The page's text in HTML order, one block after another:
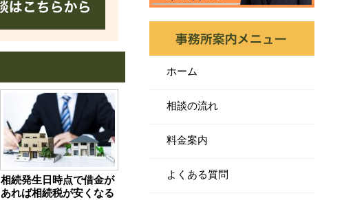
相続発生日時点で借金が
あれば相続税が安くなる
ホーム
相談の流れ
料金案内
よくある質問